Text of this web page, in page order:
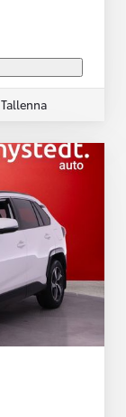
Tallenna